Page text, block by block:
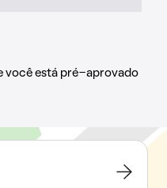
você está pré-aprovado